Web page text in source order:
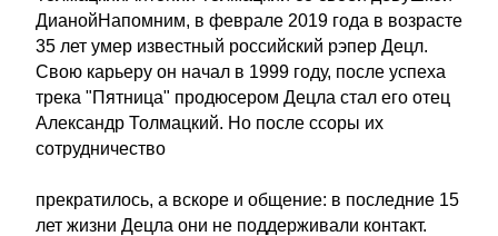
ДианойНапомним, в феврале 2019 года в возрасте
35 лет умер известный российский рэпер Децл.
Свою карьеру он начал в 1999 году, после успеха
трека "Пятница" продюсером Децла стал его отец
Александр Толмацкий. Но после ссоры их
сотрудничество
прекратилось, а вскоре и общение: в последние 15
лет жизни Децла они не поддерживали контакт.